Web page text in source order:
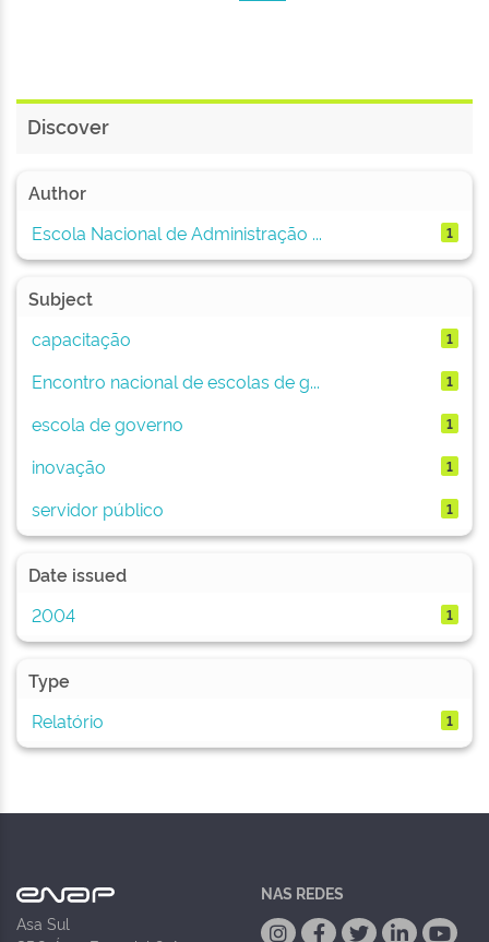
Discover
Author
Escola Nacional de Administração ...
1
Subject
capacitação
1
Encontro nacional de escolas de g... 1
escola de governo 1
inovação 1
servidor público 1
Date issued
2004
1
Type
Relatório
1
Asa Sul
NAS REDES